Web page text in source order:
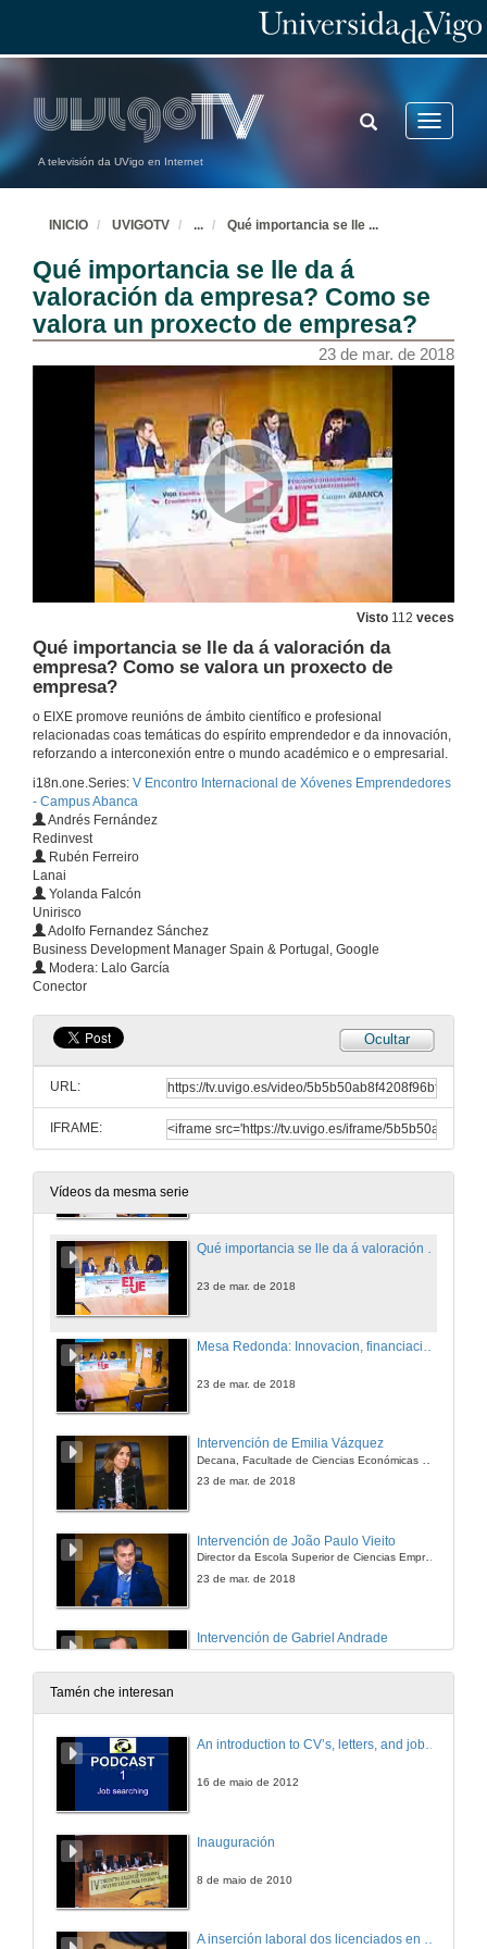
A televisión da UVigo en Internet
Toggle
TOGGLE
SEARCH
INICIO UVIGOTV ... Qué importancia se lle ...
Qué importancia se lle da á
valoración da empresa? Como se
valora un proxecto de empresa?
23 de mar. de 2018
Visto 112 veces
Qué importancia se lle da á valoración da
empresa? Como se valora un proxecto de
empresa?
o EIXE promove reunións de ámbito científico e profesional
relacionadas coas temáticas do espírito emprendedor e da innovación,
reforzando a interconexión entre o mundo académico e o empresarial.
i18n.one.Series: V Encontro Internacional de Xóvenes Emprendedores
- Campus Abanca
Andrés Fernández
Redinvest
Rubén Ferreiro
Lanai
Yolanda Falcón
Unirisco
Adolfo Fernandez Sánchez
Business Development Manager Spain & Portugal, Google
Modera: Lalo García
Conector
Ocultar
URL:
IFRAME:
Vídeos da mesma serie
22 de mar. de 2018
22 de mar. de 2018
22 de mar. de 2018
Emozio
22 de mar. de 2018
Emozio Quenda de cuestións do xurado
22 de mar. de 2018
Plantica
22 de mar. de 2018
22 de mar. de 2018
Anuncio dos proxectos gañadores
Mesa Redonda: Innovacion, financiación e emprendemento
Como inflúe o momentum do mercado no análisis de la empresa?
23 de mar. de 2018
Como se mide o éxito dun proxecto de empresa?
Qué importancia se lle da á valoración da empresa? Como se valora un proxecto de empresa?
23 de mar. de 2018
23 de mar. de 2018
Intervención de Emilia Vázquez
23 de mar. de 2018
Intervención de João Paulo Vieito
Director da Escola Superior de Ciencias Empresariais de Valença
23 de mar. de 2018
Intervención de Gabriel Andrade
Profesor do Centro Regional de Braga da Universidade Católica Portuguesa
23 de mar. de 2018
Director da Escola de Relacións Laborais de A Coruña
Intervención de Santiago Gómez Fraiz
Decano da Facultade de Ciencias Económicas, Universidade de Vigo
Tamén che interesan
An introduction to CV’s, letters, and job searching
16 de maio de 2012
Inauguración
8 de maio de 2010
A inserción laboral dos licenciados en Ciencias do Mar: a carreira investigadora